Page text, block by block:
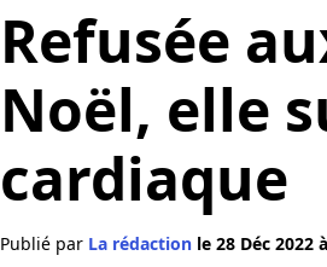
Refusée
Noël, elle
cardiaque
Publié par La rédaction le 28 Déc 2022